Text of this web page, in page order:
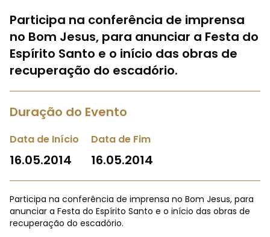
Participa na conferência de imprensa
no Bom Jesus, para anunciar a Festa do
Espírito Santo e o início das obras de
recuperação do escadório.
Duração do Evento
Data de Início
16.05.2014
Data de Fim
16.05.2014
Participa na conferência de imprensa no Bom Jesus, para
anunciar a Festa do Espírito Santo e o início das obras de
recuperação do escadório.